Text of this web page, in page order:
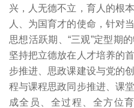
兴，人无德不立，育人的根
人、为国育才的使命，针对
思想活跃期、“三观”定型期
坚持把立德放在人才培养的
步推进、思政课建设与党的
程与课程思政同步推进、课
成全员、全过程、全方位